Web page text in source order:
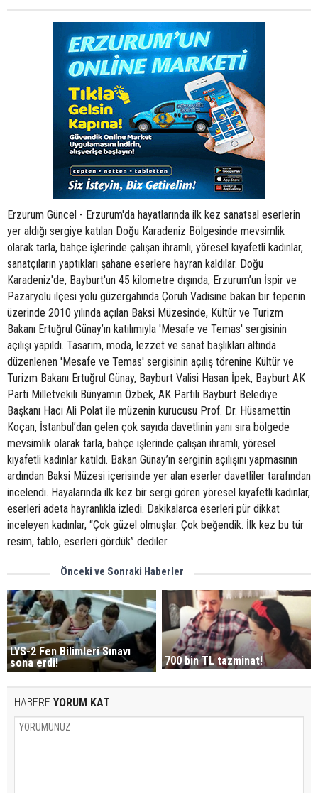
Erzurum Güncel - Erzurum'da hayatlarında ilk kez sanatsal eserlerin
yer aldığı sergiye katılan Doğu Karadeniz Bölgesinde mevsimlik
olarak tarla, bahçe işlerinde çalışan ihramlı, yöresel kıyafetli kadınlar,
sanatçıların yaptıkları şahane eserlere hayran kaldılar. Doğu
Karadeniz'de, Bayburt'un 45 kilometre dışında, Erzurum’un İspir ve
Pazaryolu ilçesi yolu güzergahında Çoruh Vadisine bakan bir tepenin
üzerinde 2010 yılında açılan Baksi Müzesinde, Kültür ve Turizm
Bakanı Ertuğrul Günay’ın katılımıyla 'Mesafe ve Temas' sergisinin
açılışı yapıldı. Tasarım, moda, lezzet ve sanat başlıkları altında
düzenlenen 'Mesafe ve Temas' sergisinin açılış törenine Kültür ve
Turizm Bakanı Ertuğrul Günay, Bayburt Valisi Hasan İpek, Bayburt AK
Parti Milletvekili Bünyamin Özbek, AK Partili Bayburt Belediye
Başkanı Hacı Ali Polat ile müzenin kurucusu Prof. Dr. Hüsamettin
Koçan, İstanbul’dan gelen çok sayıda davetlinin yanı sıra bölgede
mevsimlik olarak tarla, bahçe işlerinde çalışan ihramlı, yöresel
kıyafetli kadınlar katıldı. Bakan Günay’ın serginin açılışını yapmasının
ardından Baksi Müzesi içerisinde yer alan eserler davetliler tarafından
incelendi. Hayalarında ilk kez bir sergi gören yöresel kıyafetli kadınlar,
eserleri adeta hayranlıkla izledi. Dakikalarca eserleri pür dikkat
inceleyen kadınlar, “Çok güzel olmuşlar. Çok beğendik. İlk kez bu tür
resim, tablo, eserleri gördük” dediler.
Önceki ve Sonraki Haberler
LYS-2 Fen Bilimleri Sınavı
sona erdi!
700 bin TL tazminat!
HABERE YORUM KAT